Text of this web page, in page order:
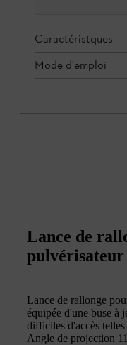
Caractéristques
Mode d'emploi
Lance de
pulvérisateur
Lance de rallonge
équipée d'une buse à
difficiles d'accès telles
Angle de projection